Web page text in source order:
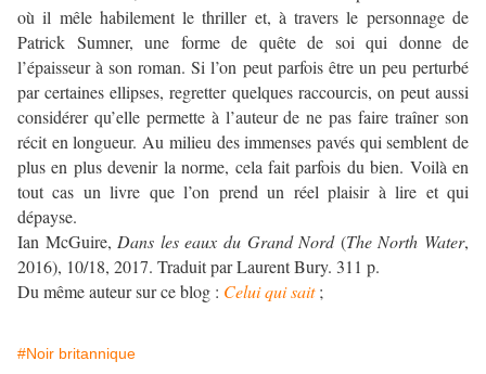
où il mêle habilement le thriller et, à travers le personnage de
Patrick Sumner, une forme de quête de soi qui donne de
l’épaisseur à son roman. Si l’on peut parfois être un peu perturbé
par certaines ellipses, regretter quelques raccourcis, on peut aussi
considérer qu’elle permette à l’auteur de ne pas faire traîner son
récit en longueur. Au milieu des immenses pavés qui semblent de
plus en plus devenir la norme, cela fait parfois du bien. Voilà en
tout cas un livre que l’on prend un réel plaisir à lire et qui
dépayse.
Ian McGuire, Dans les eaux du Grand Nord(The North Water,
2016), 10/18, 2017. Traduit par Laurent Bury. 311 p.
Du même auteur sur ce blog : Celui qui sait;
#Noir britannique